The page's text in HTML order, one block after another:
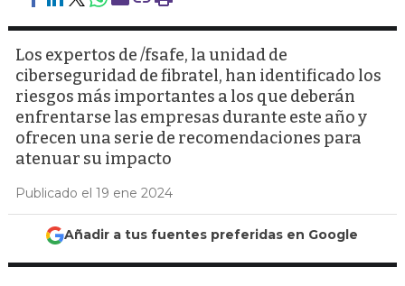
Los expertos de /fsafe, la unidad de
ciberseguridad de fibratel, han identificado los
riesgos más importantes a los que deberán
enfrentarse las empresas durante este año y
ofrecen una serie de recomendaciones para
atenuar su impacto
Publicado el 19 ene 2024
Añadir a tus fuentes preferidas en Google